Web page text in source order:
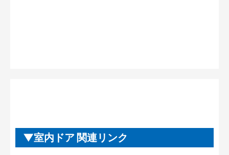
室内ドア 関連リンク